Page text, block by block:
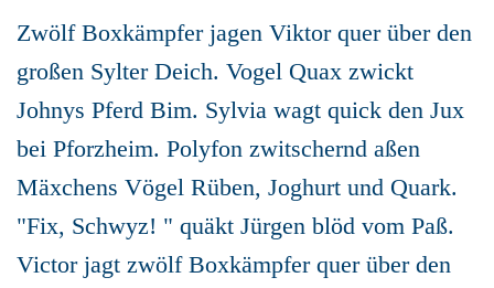
Zwölf Boxkämpfer jagen Viktor quer über den
großen Sylter Deich. Vogel Quax zwickt
Johnys Pferd Bim. Sylvia wagt quick den Jux
bei Pforzheim. Polyfon zwitschernd aßen
Mäxchens Vögel Rüben, Joghurt und Quark.
"Fix, Schwyz! " quäkt Jürgen blöd vom Paß.
Victor jagt zwölf Boxkämpfer quer über den